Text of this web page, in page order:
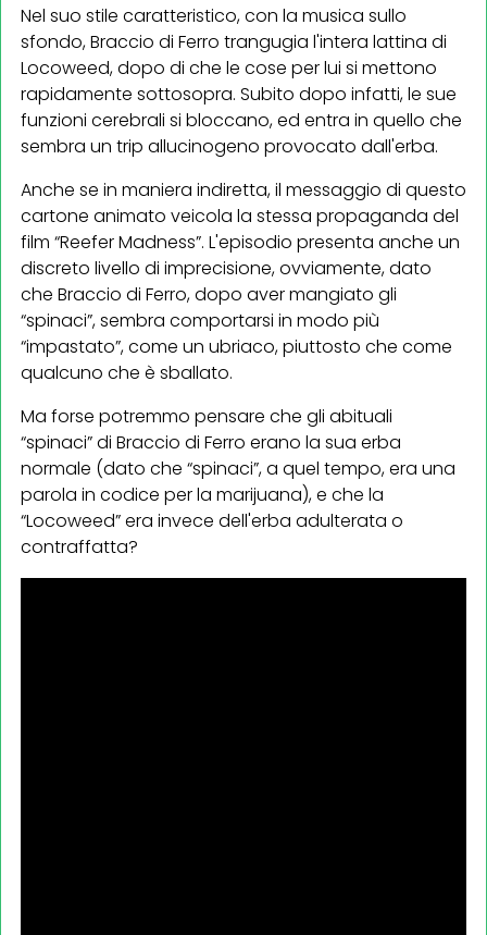
Nel suo stile caratteristico, con la musica sullo
sfondo, Braccio di Ferro trangugia l'intera lattina di
Locoweed, dopo di che le cose per lui si mettono
rapidamente sottosopra. Subito dopo infatti, le sue
funzioni cerebrali si bloccano, ed entra in quello che
sembra un trip allucinogeno provocato dall'erba.
Anche se in maniera indiretta, il messaggio di questo
cartone animato veicola la stessa propaganda del
film “Reefer Madness”. L'episodio presenta anche un
discreto livello di imprecisione, ovviamente, dato
che Braccio di Ferro, dopo aver mangiato gli
“spinaci”, sembra comportarsi in modo più
“impastato”, come un ubriaco, piuttosto che come
qualcuno che è sballato.
Ma forse potremmo pensare che gli abituali
“spinaci” di Braccio di Ferro erano la sua erba
normale (dato che “spinaci”, a quel tempo, era una
parola in codice per la marijuana), e che la
“Locoweed” era invece dell'erba adulterata o
contraffatta?